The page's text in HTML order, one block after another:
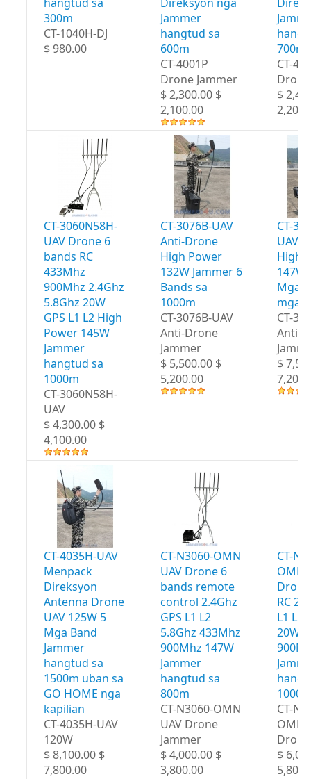
300m
CT-1040H-DJ
$ 980.00
Jammer
hangtud sa
600m
CT-4001P
Drone Jammer
$ 2,300.00 $
2,100.00
700m
CT-
$
CT-3060N58H-
UAV Drone 6
bands RC
433Mhz
900Mhz 2.4Ghz
5.8Ghz 20W
GPS L1 L2 High
Power 145W
Jammer
hangtud sa
1000m
CT-3060N58H-
UAV
$ 4,300.00 $
4,100.00
CT-3076B-UAV
Anti-Drone
High Power
132W Jammer 6
Bands sa
1000m
CT-3076B-UAV
Anti-Drone
Jammer
$ 5,500.00 $
5,200.00
CT-
UAV
High
147W
Mga
mga
CT-
Anti-
$
CT-4035H-UAV
Menpack
Direksyon
Antenna Drone
UAV 125W 5
Mga Band
Jammer
hangtud sa
1500m uban sa
GO HOME nga
kapilian
CT-4035H-UAV
120W
$ 8,100.00 $
7,800.00
CT-N3060-OMN
UAV Drone 6
bands remote
control 2.4Ghz
GPS L1 L2
5.8Ghz 433Mhz
900Mhz 147W
Jammer
hangtud sa
800m
CT-N3060-OMN
UAV Drone
Jammer
$ 4,000.00 $
3,800.00
CT-
OMN
RC
L1 L2
20W
CT-
OMN
$